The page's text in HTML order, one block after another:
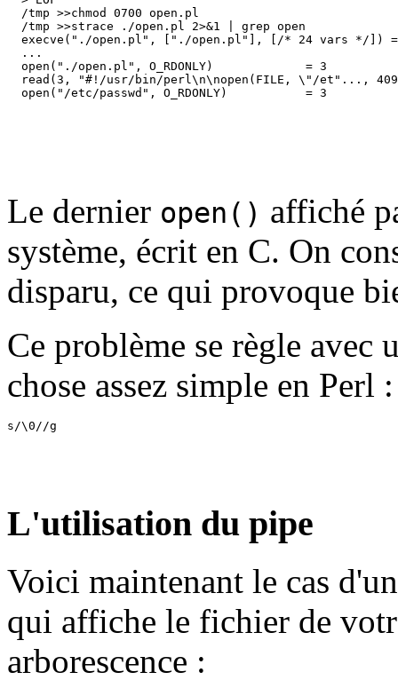
  /tmp >>chmod 0700 open.pl
  /tmp >>strace ./open.pl 2>&1 | grep open
execve("./open.pl", ["./open.pl"], [/* 24 vars */])
  ...
  open("./open.pl", O_RDONLY)             = 3
read(3, "#!/usr/bin/perl\n\nopen(FILE, \"/et"...,
Le dernier open() affiché
système, écrit en C. On
disparu, ce qui provoque
Ce problème se règle avec
chose assez simple en Perl :
L'utilisation du pipe
Voici maintenant le cas
qui affiche le fichier de
arborescence :